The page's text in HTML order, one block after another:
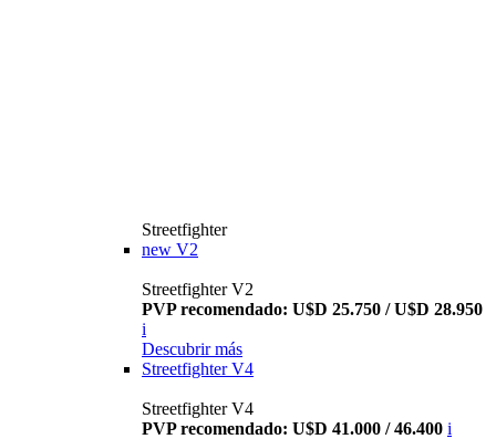
Streetfighter
new V2
Streetfighter V2
PVP recomendado: U$D 25.750 / U$D 28.950
i
Descubrir más
Streetfighter V4
Streetfighter V4
PVP recomendado: U$D 41.000 / 46.400 i